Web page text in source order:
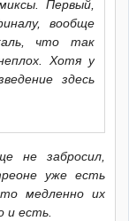
Первый,
вообще
что так
Хотя у
здесь
не забросил,
уже есть
медленно их
и есть.